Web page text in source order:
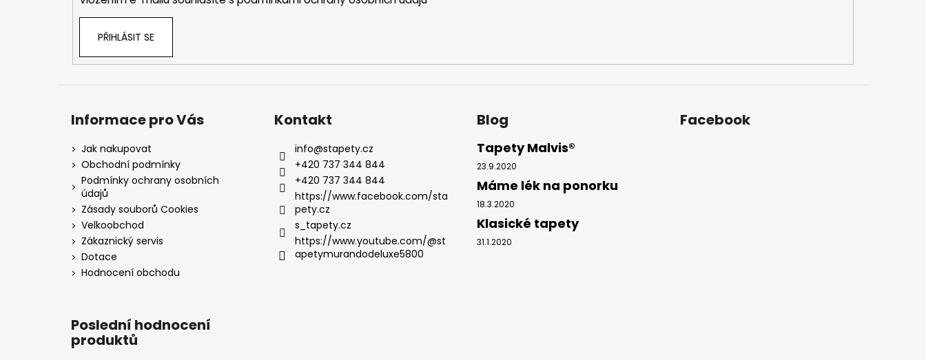
s
u
PŘIHLÁSIT SE
Informace pro Vás
Jak nakupovat
Obchodní podmínky
Podmínky ochrany osobních
údajů
Zásady souborů Cookies
Velkoobchod
Zákaznický servis
Dotace
Hodnocení obchodu
Kontakt
info@stapety.cz
+420 737 344 844
+420 737 344 844
https://www.facebook.com/sta
pety.cz
s_tapety.cz
https://www.youtube.com/@st
apetymurandodeluxe5800
Blog
Tapety Malvis®
23.9.2020
Máme lék na ponorku
18.3.2020
Klasické tapety
31.1.2020
Facebook
Poslední hodnocení
produktů